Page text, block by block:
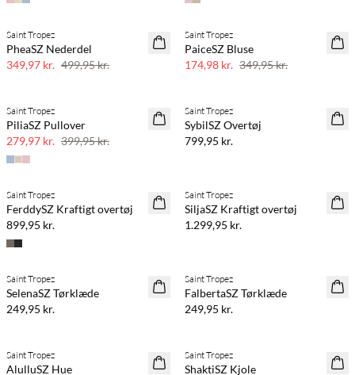
SAVE20
Saint Tropez
PheaSZ Nederdel
349,97 kr. 499,95 kr.
SAVE20
Saint Tropez
PaiceSZ Bluse
174,98 kr. 349,95 kr.
SAVE20
Saint Tropez
PiliaSZ Pullover
279,97 kr. 399,95 kr.
NYHED
Saint Tropez
SybilSZ Overtøj
799,95 kr.
NYHED
Saint Tropez
FerddySZ Kraftigt overtøj
899,95 kr.
NYHED
Saint Tropez
SiljaSZ Kraftigt overtøj
1.299,95 kr.
NYHED
Saint Tropez
SelenaSZ Tørklæde
249,95 kr.
NYHED
Saint Tropez
FalbertaSZ Tørklæde
249,95 kr.
NYHED
Saint Tropez
AlulluSZ Hue
NYHED
Saint Tropez
ShaktiSZ Kjole